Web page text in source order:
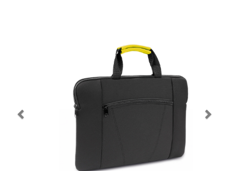
Navidad 🎄 Invierno